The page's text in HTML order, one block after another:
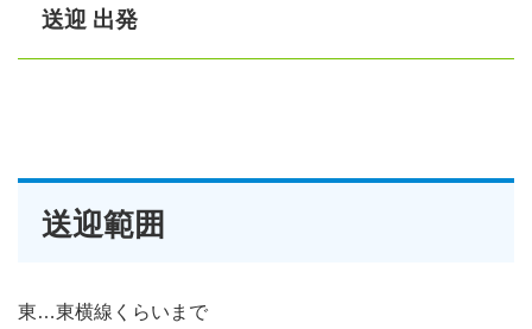
送迎 出発
送迎範囲
東…東横線くらいまで